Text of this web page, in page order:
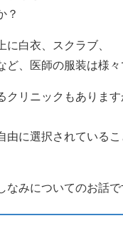
？
に白衣、スクラブ、
ど、医師の服装は様々
クリニックもありま
由に選択されている
なみについてのお話で